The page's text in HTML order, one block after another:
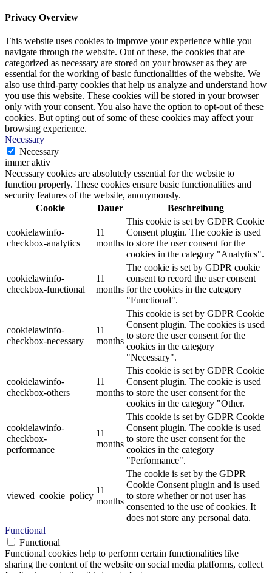
Privacy Overview
This website uses cookies to improve your experience while you
navigate through the website. Out of these, the cookies that are
categorized as necessary are stored on your browser as they are
essential for the working of basic functionalities of the website. We
also use third-party cookies that help us analyze and understand how
you use this website. These cookies will be stored in your browser
only with your consent. You also have the option to opt-out of these
cookies. But opting out of some of these cookies may affect your
browsing experience.
Necessary
Necessary
immer aktiv
Necessary cookies are absolutely essential for the website to
function properly. These cookies ensure basic functionalities and
security features of the website, anonymously.
Cookie
Dauer Beschreibung
cookielawinfo-
checkbox-analytics
11
months
This cookie is set by GDPR Cookie
Consent plugin. The cookie is used
to store the user consent for the
cookies in the category "Analytics".
cookielawinfo-
checkbox-functional
11
months
The cookie is set by GDPR cookie
consent to record the user consent
for the cookies in the category
"Functional".
cookielawinfo-
checkbox-necessary
11
months
This cookie is set by GDPR Cookie
Consent plugin. The cookies is used
to store the user consent for the
cookies in the category
"Necessary".
cookielawinfo-
checkbox-others
11
months
This cookie is set by GDPR Cookie
Consent plugin. The cookie is used
to store the user consent for the
cookies in the category "Other.
cookielawinfo-
checkbox-
performance
11
months
This cookie is set by GDPR Cookie
Consent plugin. The cookie is used
to store the user consent for the
cookies in the category
"Performance".
viewed_cookie_policy
11
months
The cookie is set by the GDPR
Cookie Consent plugin and is used
to store whether or not user has
consented to the use of cookies. It
does not store any personal data.
Functional
Functional
Functional cookies help to perform certain functionalities like
sharing the content of the website on social media platforms, collect